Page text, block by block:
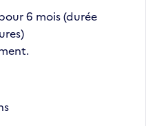
6 mois (durée